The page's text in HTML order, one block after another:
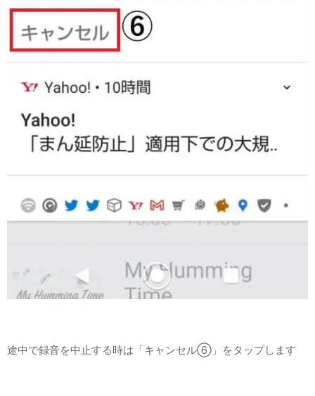
途中で録音を中止する時は「キャンセル⑥」をタップします